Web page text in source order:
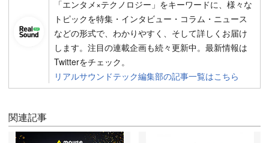
「エンタメ×テクノロジー」をキーワードに、様々な
トピックを特集・インタビュー・コラム・ニュース
などの形式で、わかりやすく、そして詳しくお届け
します。注目の連載企画も続々更新中。最新情報は
Twitterをチェック。
リアルサウンドテック編集部の記事一覧はこちら
関連記事